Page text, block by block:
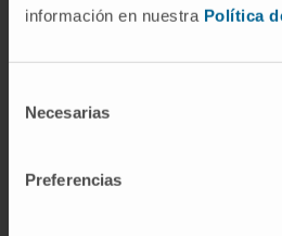
información en nuestra Política
Necesarias
Preferencias
¿Es lo mismo anti-
amplio de autoanticuerpos
componentes nucleares;
subconjunto de ese
tener ANA positivos por